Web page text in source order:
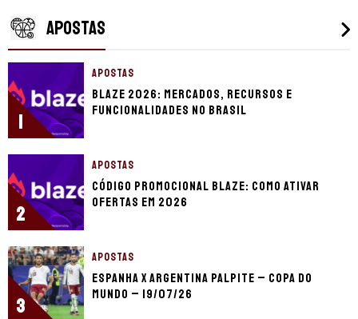
APOSTAS
1
APOSTAS
Blaze 2026: mercados, recursos e
funcionalidades no Brasil
2
APOSTAS
Código promocional Blaze: como ativar
ofertas em 2026
3
APOSTAS
Espanha x Argentina palpite – Copa do
Mundo – 19/07/26